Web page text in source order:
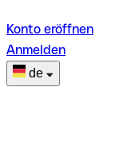
Konto eröffnen
Anmelden
de